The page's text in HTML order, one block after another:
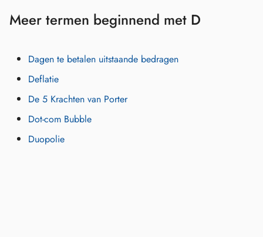
Meer termen beginnend met D
Dagen te betalen uitstaande bedragen
Deflatie
De 5 Krachten van Porter
Dot-com Bubble
Duopolie